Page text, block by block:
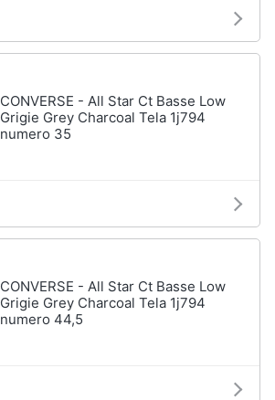
CONVERSE - All Star Ct Basse Low
Grigie Grey Charcoal Tela 1j794
numero 35
CONVERSE - All Star Ct Basse Low
Grigie Grey Charcoal Tela 1j794
numero 44,5